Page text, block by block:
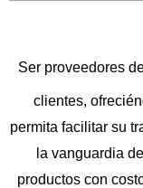
Ser proveedores
clientes,
permita facilitar su
la vanguardia
productos con